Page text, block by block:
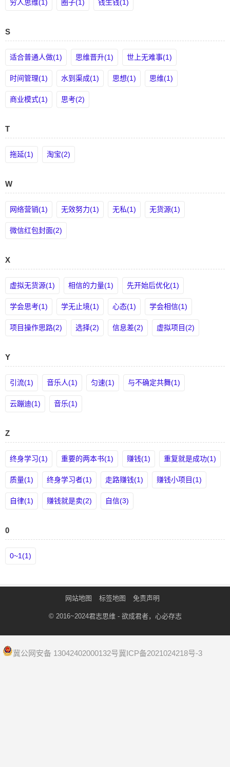
穷人思维(1) 圈子(1) 钱生钱(1)
S
适合普通人做(1) 思维晋升(1) 世上无难事(1)
时间管理(1) 水到渠成(1) 思想(1) 思维(1)
商业模式(1) 思考(2)
T
拖延(1) 淘宝(2)
W
网络营销(1) 无效努力(1) 无私(1) 无货源(1)
微信红包封面(2)
X
虚拟无货源(1) 相信的力量(1) 先开始后优化(1)
学会思考(1) 学无止境(1) 心态(1) 学会相信(1)
项目操作思路(2) 选择(2) 信息差(2) 虚拟项目(2)
Y
引流(1) 音乐人(1) 匀速(1) 与不确定共舞(1)
云蹦迪(1) 音乐(1)
Z
终身学习(1) 重要的两本书(1) 赚钱(1) 重复就是成功(1)
质量(1) 终身学习者(1) 走路赚钱(1) 赚钱小项目(1)
自律(1) 赚钱就是卖(2) 自信(3)
0
0~1(1)
网站地图 标签地图 免责声明
© 2016~2024君志思维- 欲成君者，心必存志
冀公网安备 13042402000132号冀ICP备2021024218号-3